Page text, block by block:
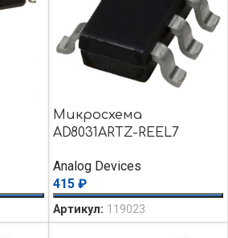
Микросхема
AD8031ARTZ-REEL7
Analog Devices
415 ₽
Артикул: 119023